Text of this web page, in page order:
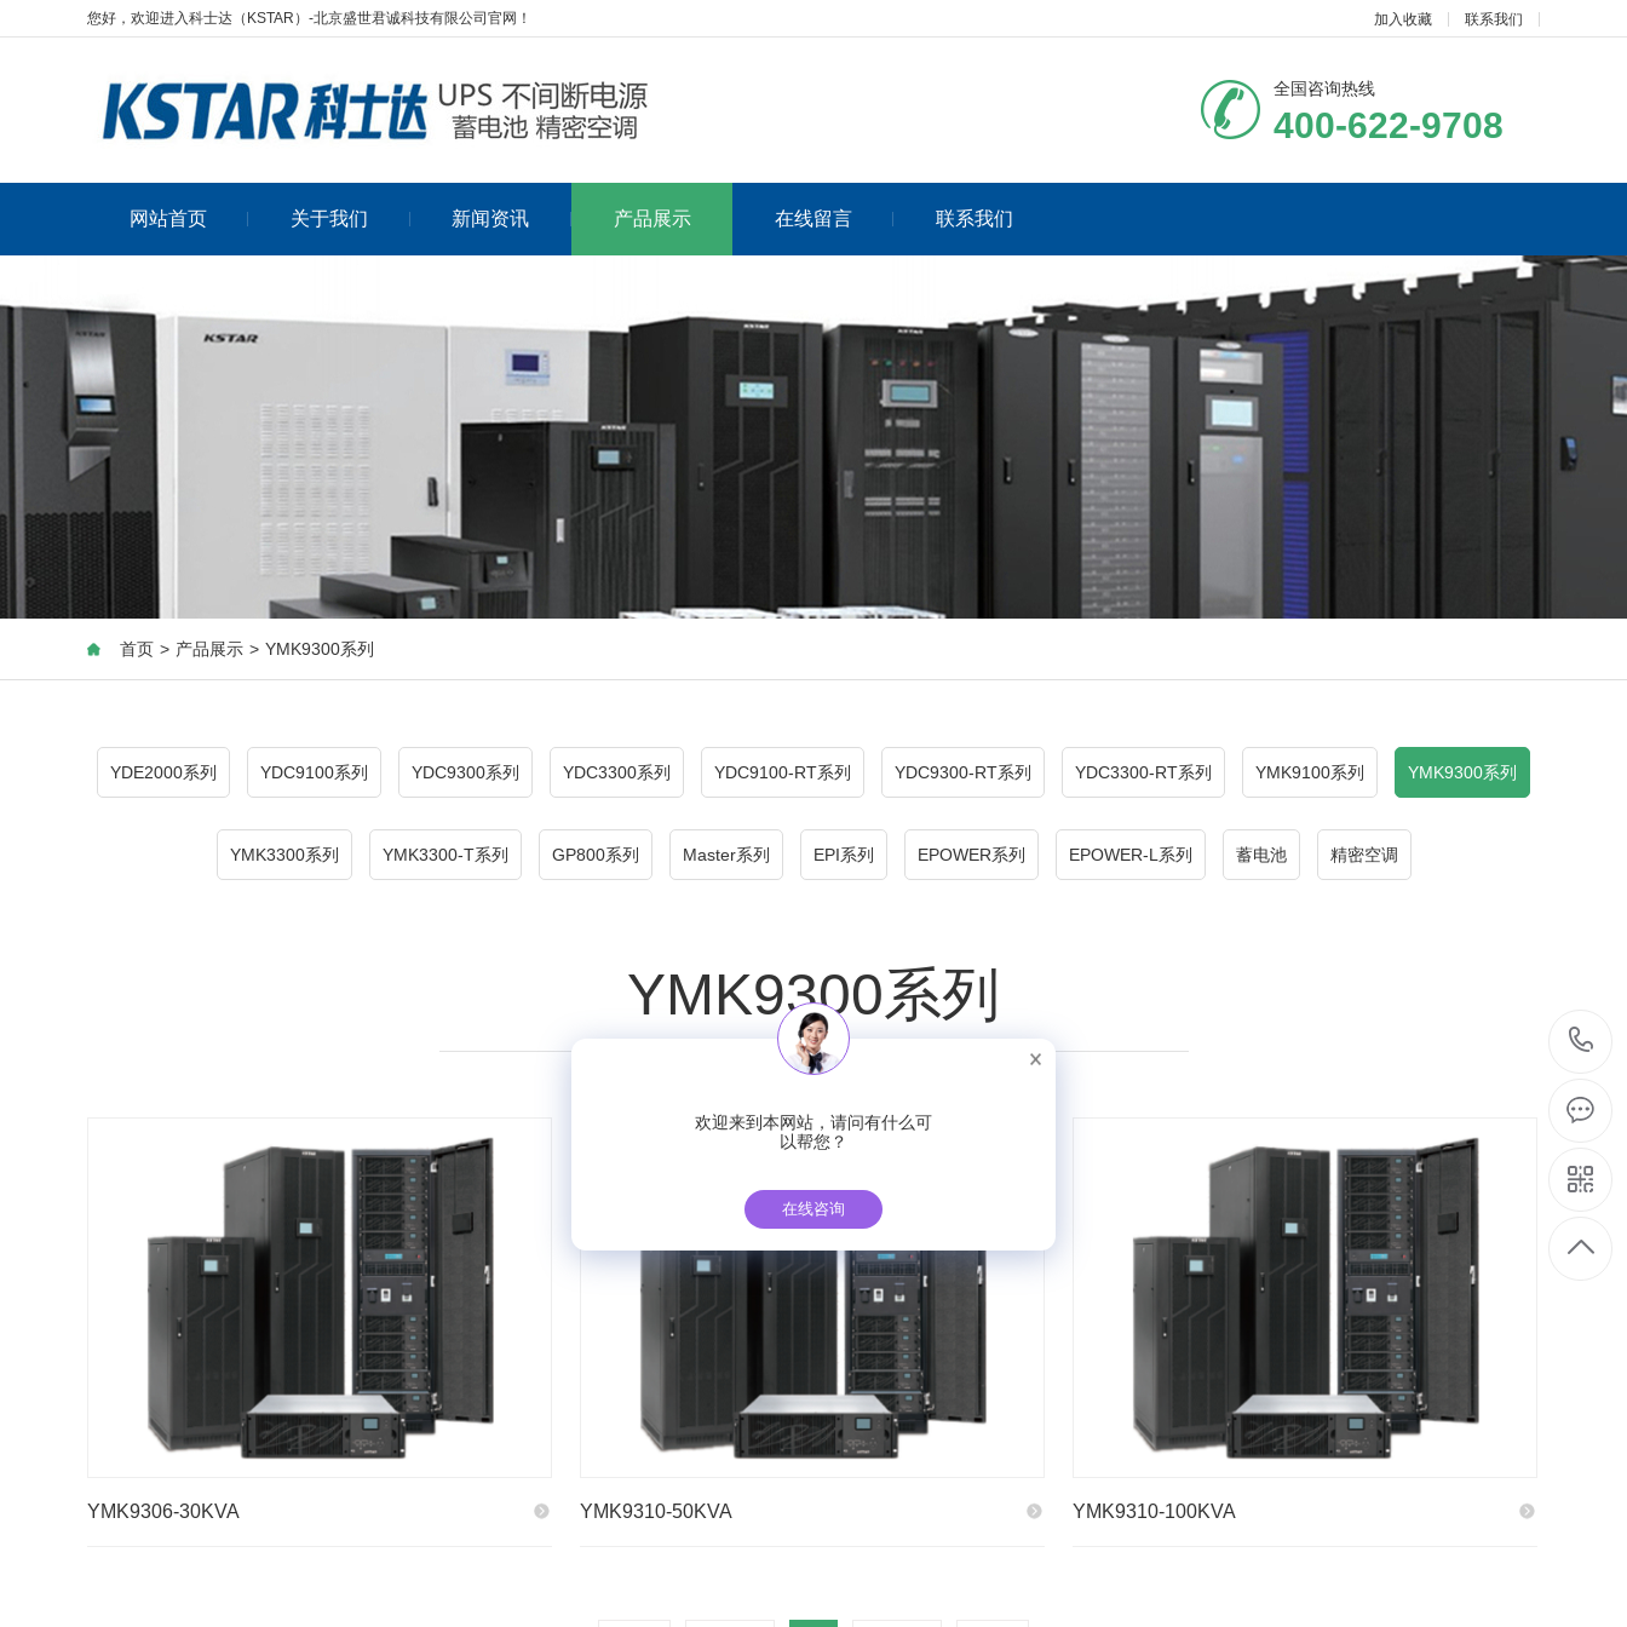
您好，欢迎进入科士达（KSTAR）-北京盛世君诚科技有限公司官网！ 加入收藏 联系我们
全国咨询热线
400-622-9708
网站首页 关于我们 新闻资讯 产品展示 在线留言 联系我们
首页 > 产品展示 > YMK9300系列
YDE2000系列 YDC9100系列 YDC9300系列 YDC3300系列 YDC9100-RT系列 YDC9300-RT系列 YDC3300-RT系列 YMK9100系列 YMK9300系列
YMK3300系列 YMK3300-T系列 GP800系列 Master系列 EPI系列 EPOWER系列 EPOWER-L系列 蓄电池 精密空调
YMK9300系列
YMK9306-30KVA YMK9310-50KVA YMK9310-100KVA
欢迎来到本网站，请问有什么可
以帮您？
在线咨询